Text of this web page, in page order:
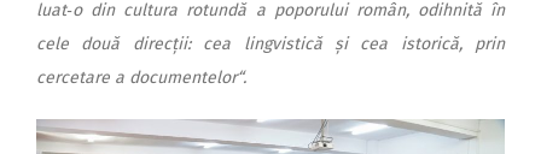
luat‑o din cultura rotundă a poporului român, odihnită în
cele două direcții: cea lingvistică și cea istorică, prin
cercetare a documentelor“.